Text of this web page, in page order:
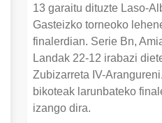
13 garaitu dituzte Laso-
Gasteizko torneoko
finalerdian. Serie Bn,
Landak 22-12 irabazi
Zubizarreta IV-
bikoteak larunbateko
izango dira.